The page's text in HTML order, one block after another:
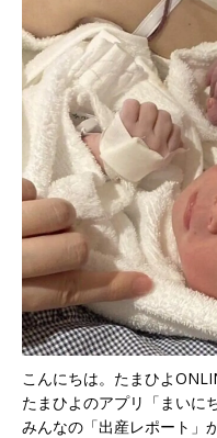
こんにちは。たまひよ
たまひよのアプリ「まいに
みんなの「出産レポート」